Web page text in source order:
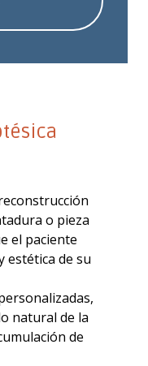
o pieza
el paciente
estética de su
natural de la
de